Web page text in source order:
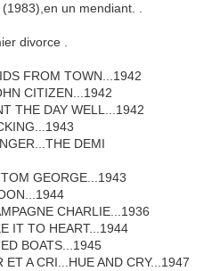
un mendiant. .
divorce .
FROM TOWN...1942
CITIZEN...1942
THE DAY WELL...1942
DEMI
GEORGE...1943
CHARLIE...1936
IT TO HEART...1944
BOATS...1945
A CRI...HUE AND CRY...1947